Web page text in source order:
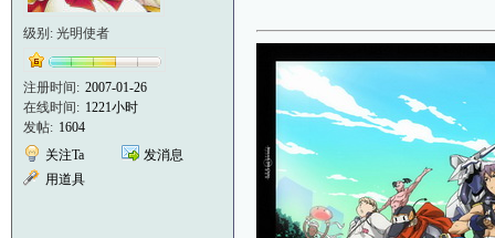
级别: 光明使者
注册时间: 2007-01-26
在线时间: 1221小时
发帖: 1604
关注Ta
发消息
用道具